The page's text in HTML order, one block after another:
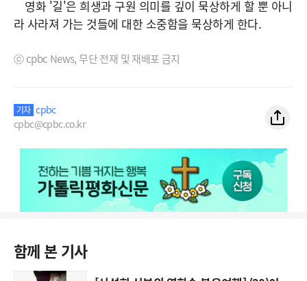
영화 '길'은 희생과 구원 의미를 깊이 묵상하게 할 뿐 아니
라 사라져 가는 것들에 대한 소중함을 묵상하게 한다.
ⓒ cpbc News, 무단 전재 및 재배포 금지
기자 cpbc
cpbc@cpbc.co.kr
함께 본 기사